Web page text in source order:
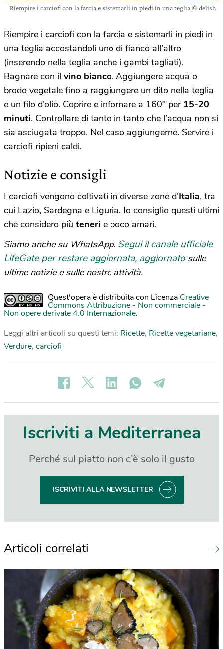
Riempire i carciofi con la farcia e sistemarli in piedi in una teglia © delish
Riempire i carciofi con la farcia e sistemarli in piedi in
una teglia accostandoli uno di fianco all’altro
(inserendo nella teglia anche i gambi tagliati).
Bagnare con il vino bianco. Aggiungere acqua o
brodo vegetale fino a raggiungere un dito nella teglia
e un filo d’olio. Coprire e infornare a 160° per 15-20
minuti. Controllare di tanto in tanto che l’acqua non si
sia asciugata troppo. Nel caso aggiungerne. Servire i
carciofi ripieni caldi.
Notizie e consigli
I carciofi vengono coltivati in diverse zone d’Italia, tra
cui Lazio, Sardegna e Liguria. Io consiglio questi ultimi
che considero più teneri e poco amari.
Siamo anche su WhatsApp. Segui il canale ufficiale
LifeGate per restare aggiornata, aggiornato sulle
ultime notizie e sulle nostre attività.
Quest'opera è distribuita con Licenza Creative
Commons Attribuzione - Non commerciale -
Non opere derivate 4.0 Internazionale.
Leggi altri articoli su questi temi: Ricette, Ricette vegetariane,
Verdure, carciofi
Iscriviti a Mediterranea
Perché sul piatto non c’è solo il gusto
ISCRIVITI ALLA NEWSLETTER
Articoli correlati